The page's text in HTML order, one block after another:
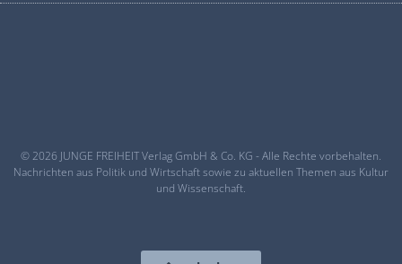
© 2026 JUNGE FREIHEIT Verlag GmbH & Co. KG - Alle Rechte vorbehalten.
Nachrichten aus Politik und Wirtschaft sowie zu aktuellen Themen aus Kultur
und Wissenschaft.